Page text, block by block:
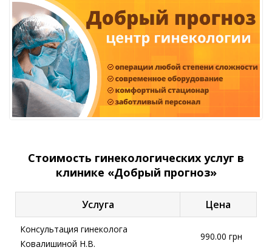
Стоимость гинекологических услуг в
клинике «Добрый прогноз»
Услуга Цена
Консультация гинеколога
Ковалишиной Н.В.
990.00 грн